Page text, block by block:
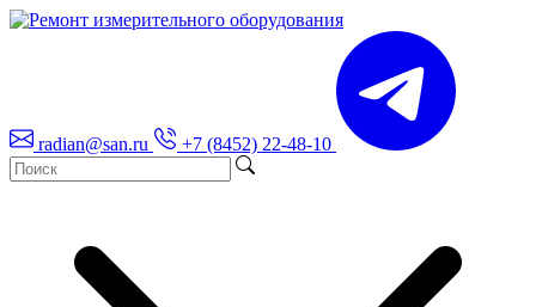
radian@san.ru +7 (8452) 22-48-10